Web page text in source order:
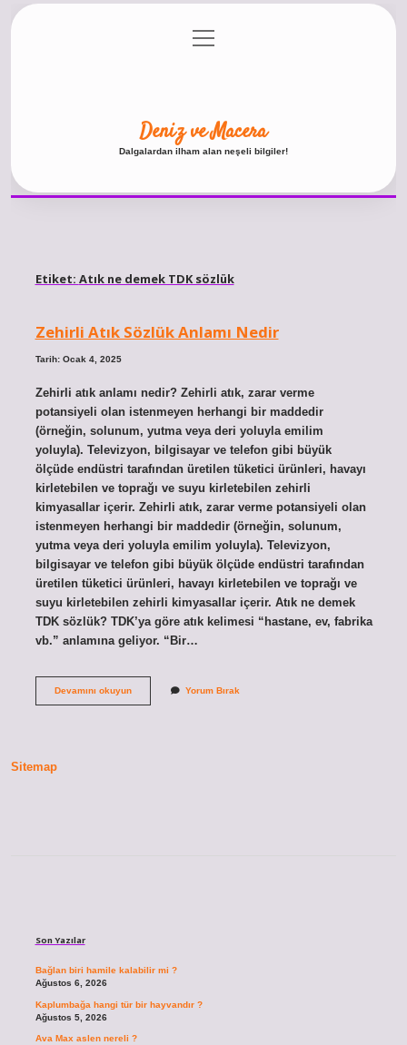
Gizlilik Politikası
menüyü
aç
Deniz ve Macera
Dalgalardan ilham alan neşeli bilgiler!
Etiket: Atık ne demek TDK sözlük
Zehirli Atık Sözlük Anlamı Nedir
Tarih: Ocak 4, 2025
Zehirli atık anlamı nedir? Zehirli atık, zarar verme
potansiyeli olan istenmeyen herhangi bir maddedir
(örneğin, solunum, yutma veya deri yoluyla emilim
yoluyla). Televizyon, bilgisayar ve telefon gibi büyük
ölçüde endüstri tarafından üretilen tüketici ürünleri, havayı
kirletebilen ve toprağı ve suyu kirletebilen zehirli
kimyasallar içerir. Zehirli atık, zarar verme potansiyeli olan
istenmeyen herhangi bir maddedir (örneğin, solunum,
yutma veya deri yoluyla emilim yoluyla). Televizyon,
bilgisayar ve telefon gibi büyük ölçüde endüstri tarafından
üretilen tüketici ürünleri, havayı kirletebilen ve toprağı ve
suyu kirletebilen zehirli kimyasallar içerir. Atık ne demek
TDK sözlük? TDK’ya göre atık kelimesi “hastane, ev, fabrika
vb.” anlamına geliyor. “Bir…
Devamını okuyunZehirli
Yorum Bırak
Sitemap
Son Yazılar
Bağlan biri hamile kalabilir mi ?
Ağustos 6, 2026
Kaplumbağa hangi tür bir hayvandır ?
Ağustos 5, 2026
Ava Max aslen nereli ?